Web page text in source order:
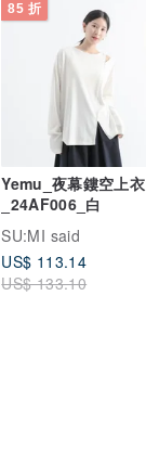
85 折
Yemu_夜幕鏤空上衣
_24AF006_白
SU:MI said
US$ 113.14
US$ 133.10